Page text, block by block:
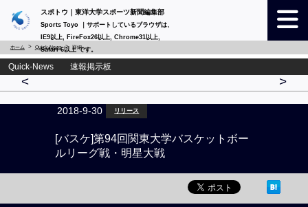
スポトウ｜東洋大学スポーツ新聞編集部
Sports Toyo ｜サポートしているブラウザは、
IE9以上, FireFox26以上, Chrome31以上,
Safari 6以上 です。
ホーム Quick-News 詳細
Quick-News 速報掲示板
< >
2018-9-30 リリース
[バスケ]第94回関東大学バスケットボー
ルリーグ戦・明星大戦